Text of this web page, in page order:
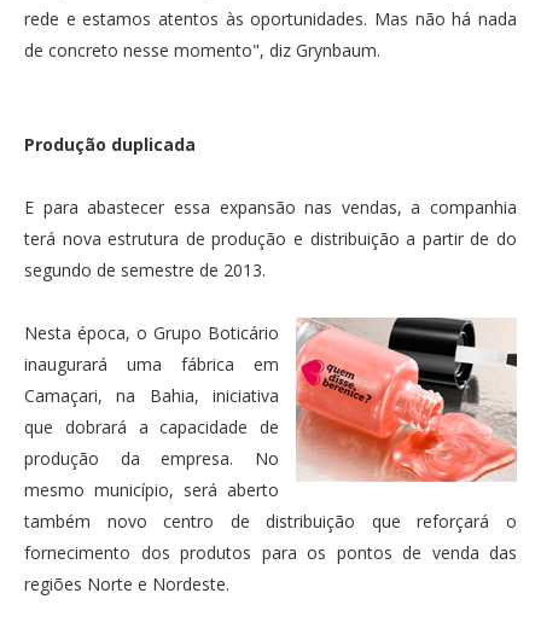
rede e estamos atentos às oportunidades. Mas não há nada
de concreto nesse momento", diz Grynbaum.
Produção duplicada
E para abastecer essa expansão nas vendas, a companhia
terá nova estrutura de produção e distribuição a partir de do
segundo de semestre de 2013.
Nesta época, o Grupo Boticário
inaugurará uma fábrica em
Camaçari, na Bahia, iniciativa
que dobrará a capacidade de
produção da empresa. No
mesmo município, será aberto
também novo centro de distribuição que reforçará o
fornecimento dos produtos para os pontos de venda das
regiões Norte e Nordeste.